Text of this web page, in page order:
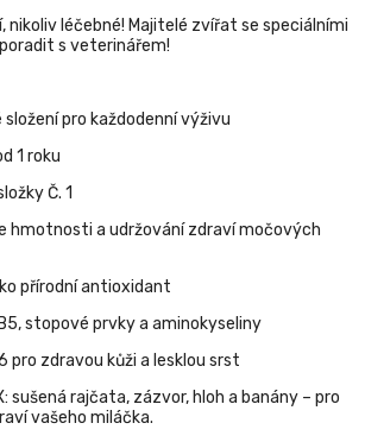
nikoliv léčebné! Majitelé zvířat se speciálními
s veterinářem!
pro každodenní výživu
1 roku
Č. 1
hmotnosti a udržování zdraví močových
přírodní antioxidant
stopové prvky a aminokyseliny
pro zdravou kůži a lesklou srst
sušená rajčata, zázvor, hloh a banány – pro
vašeho miláčka.